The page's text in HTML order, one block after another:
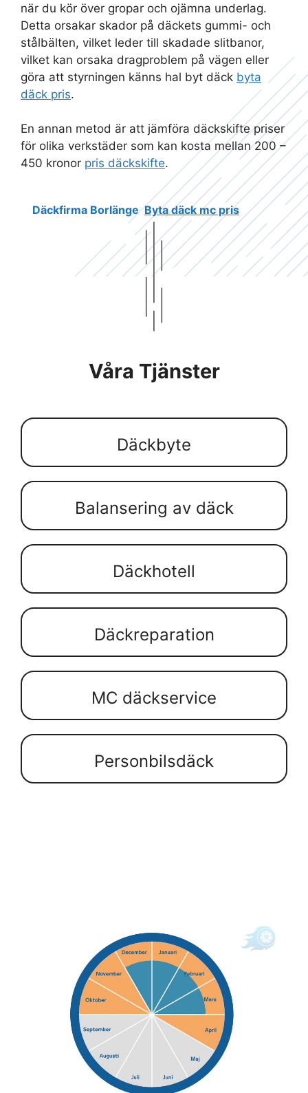
när du kör över gropar och ojämna underlag.
Detta orsakar skador på däckets gummi- och
stålbälten, vilket leder till skadade slitbanor,
vilket kan orsaka dragproblem på vägen eller
göra att styrningen känns hal byt däck byta
däck pris.
En annan metod är att jämföra däckskifte priser
för olika verkstäder som kan kosta mellan 200 –
450 kronor pris däckskifte.
Däckfirma Borlänge Byta däck mc pris
Våra Tjänster
Däckbyte
Balansering av däck
Däckhotell
Däckreparation
MC däckservice
Personbilsdäck